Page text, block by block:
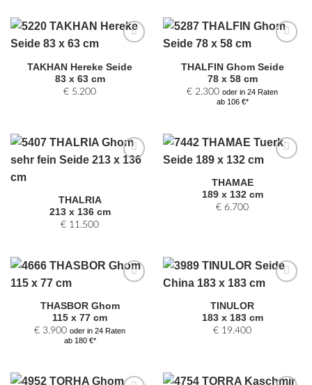
Auswahl
hinzufügen
TAKHAN Hereke Seide
83 x 63 cm
€ 5.200
Auswahl
hinzufügen
THALFIN Ghom Seide
78 x 58 cm
€ 2.300 oder in 24 Raten
ab 106 €*
THALRIA
213 x 136 cm
€ 11.500
hinzufügen
THAMAE
189 x 132 cm
€ 6.700
hinzufügen
THASBOR Ghom
115 x 77 cm
€ 3.900 oder in 24 Raten
ab 180 €*
hinzufügen
TINULOR
183 x 183 cm
€ 19.400